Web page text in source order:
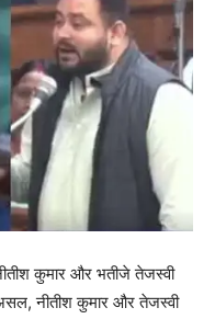
कुमार और भतीजे तेजस्वी
नीतीश कुमार और तेजस्वी